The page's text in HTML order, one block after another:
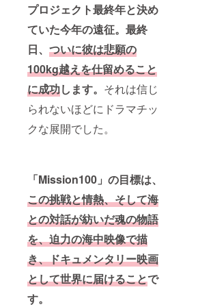
プロジェクト最終年と決め
ていた今年の遠征。最終
日、 ついに彼は悲願の
100kg越えを仕留めること
に成功します。 それは信じ
られないほどにドラマチッ
クな展開でした。
「Mission100」の目標は、
この挑戦と情熱、そして海
との対話が紡いだ魂の物語
を、迫力の海中映像で描
き、ドキュメンタリー映画
として世界に届けることで
す。